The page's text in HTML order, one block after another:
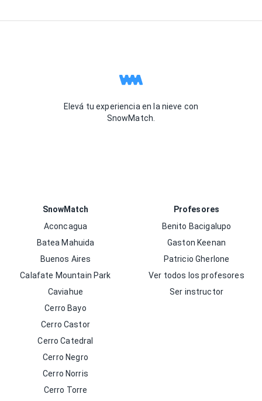
Elevá tu experiencia en la nieve con
SnowMatch.
SnowMatch
Aconcagua
Batea Mahuida
Buenos Aires
Calafate Mountain Park
Caviahue
Cerro Bayo
Cerro Castor
Cerro Catedral
Cerro Negro
Cerro Norris
Cerro Torre
Profesores
Benito Bacigalupo
Gaston Keenan
Patricio Gherlone
Ver todos los profesores
Ser instructor